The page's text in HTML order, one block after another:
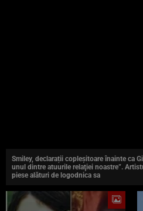
Smiley, declarații copleșitoare înainte ca
unul dintre atuurile relaţiei noastre”.
piese alături de logodnica sa